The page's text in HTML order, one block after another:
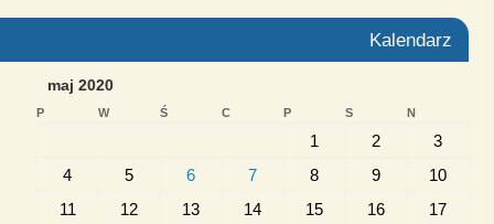
Kalendarz
maj 2020
P W Ś C P S N
1 2
3
4
5 6 7 8 9
10
11
12 13 14 15 16
17